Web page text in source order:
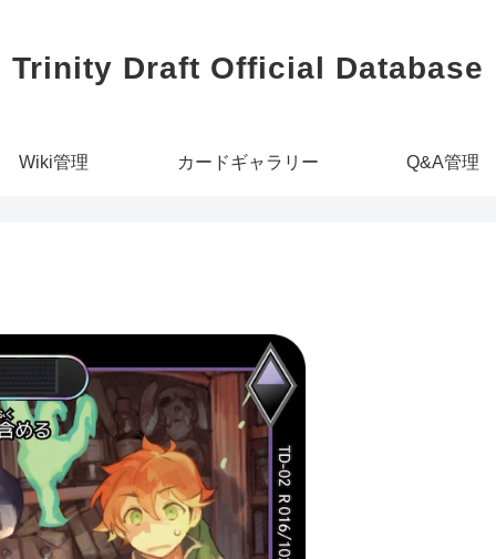
Trinity Draft Official Database
Wiki管理 カードギャラリー Q&A管理